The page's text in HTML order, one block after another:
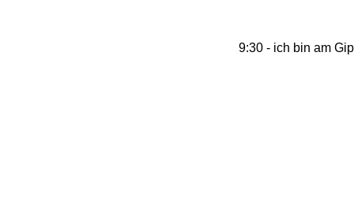
9:30 - ich bin am